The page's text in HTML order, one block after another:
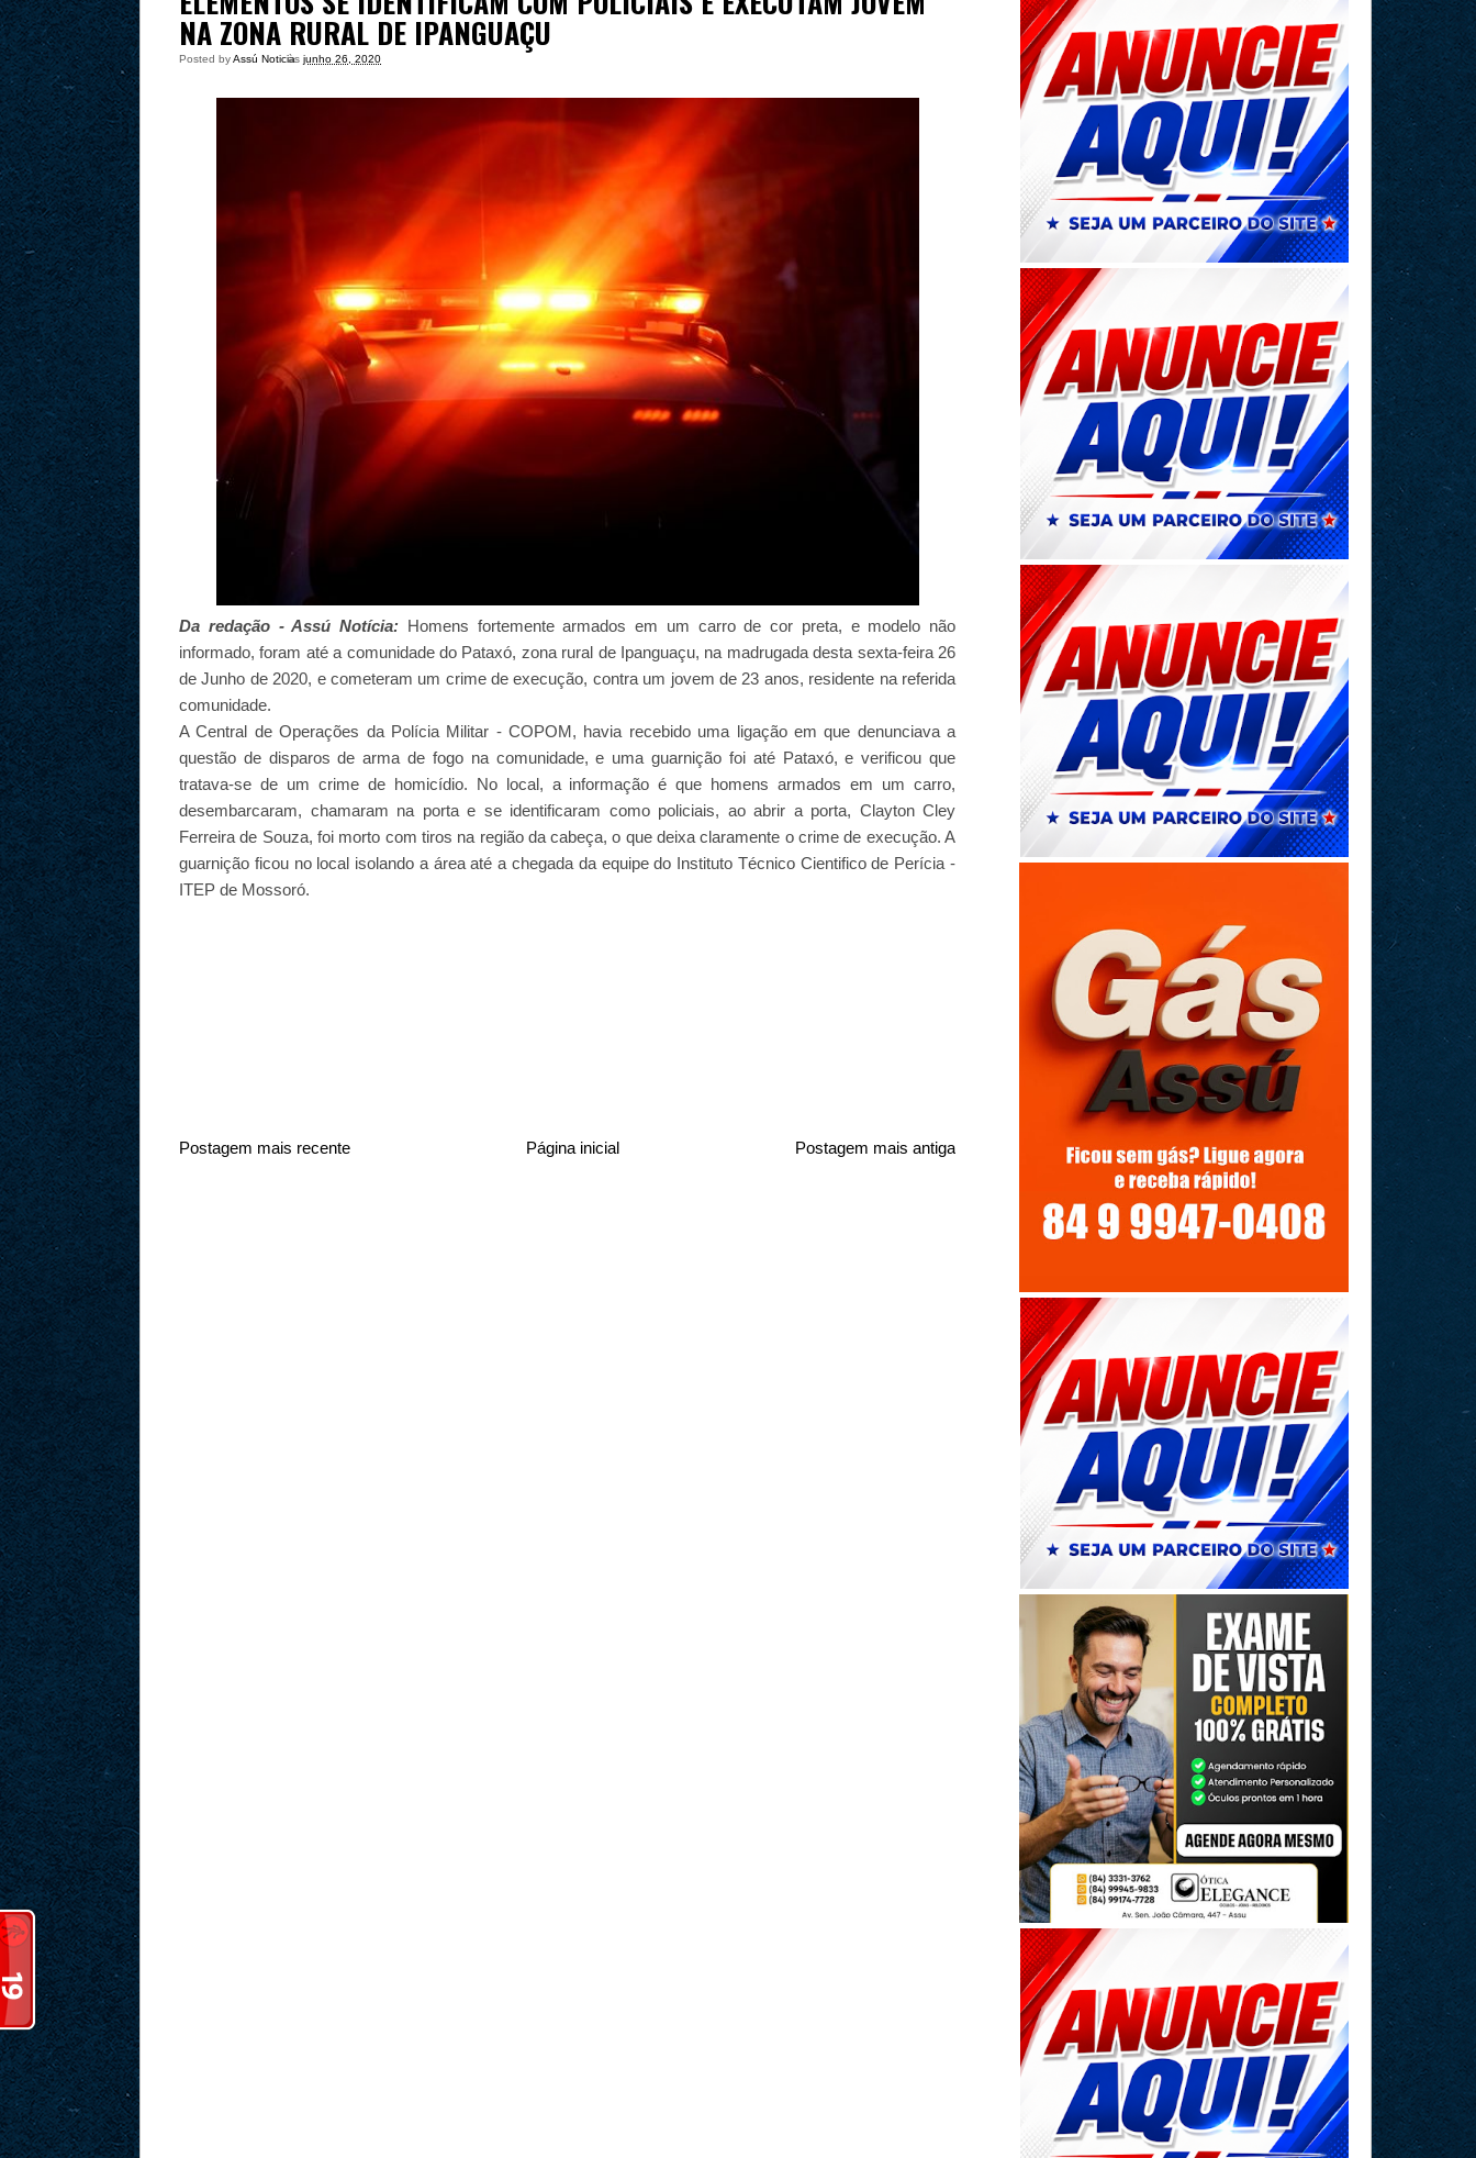
NA ZONA RURAL DE IPANGUAÇU
Posted byAssú Noticia
às junho 26, 2020
Da redação - Assú Notícia: Homens fortemente armados em um carro de cor preta, e modelo não
informado, foram até a comunidade do Pataxó, zona rural de Ipanguaçu, na madrugada desta sexta-feira 26
de Junho de 2020, e cometeram um crime de execução, contra um jovem de 23 anos, residente na referida
comunidade.
A Central de Operações da Polícia Militar - COPOM, havia recebido uma ligação em que denunciava a
questão de disparos de arma de fogo na comunidade, e uma guarnição foi até Pataxó, e verificou que
tratava-se de um crime de homicídio. No local, a informação é que homens armados em um carro,
desembarcaram, chamaram na porta e se identificaram como policiais, ao abrir a porta, Clayton Cley
Ferreira de Souza, foi morto com tiros na região da cabeça, o que deixa claramente o crime de execução. A
guarnição ficou no local isolando a área até a chegada da equipe do Instituto Técnico Cientifico de Perícia -
ITEP de Mossoró.
Postagem mais recente Postagem mais antiga
Página inicial